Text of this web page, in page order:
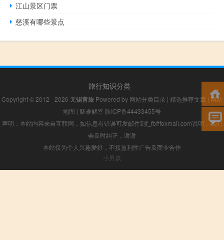
江山景区门票
慈溪有哪些景点
旅行知识分类
Copyright © 2012 - 2026 无锡青旅 Powered by 网站分类目录 | 精选推荐文章 | 网站
地图 | 疑难解答 陕ICP备44433455号
声明：本站内容来自互联网，如信息有错误可发邮件到f_fb#foxmail.com说明，我们
会及时纠正，谢谢
本站仅为个人兴趣爱好，不接盈利性广告及商业合作
小男孩